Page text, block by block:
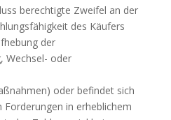
berechtigte Zweifel an der
des Käufers
der
Wechsel- oder
oder befindet sich
in erheblichem